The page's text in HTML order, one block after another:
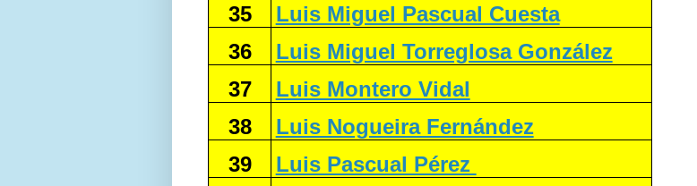
35
Luis Miguel Pascual Cuesta
36
Luis Miguel Torreglosa González
37
Luis Montero Vidal
38
Luis Nogueira Fernández
39
Luis Pascual Pérez